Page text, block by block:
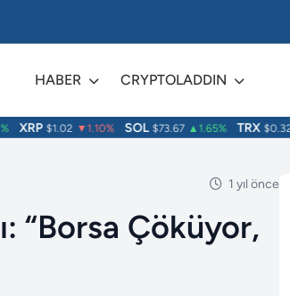
HABER CRYPTOLADDIN
XRP $1.02 ▼1.10% SOL $73.67 ▲1.65% TRX $0.3274
1 yıl önce
“Borsa Çöküyor,